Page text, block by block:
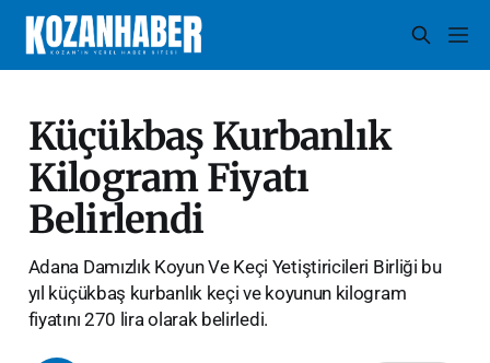
Küçükbaş Kurbanlık
Kilogram Fiyatı
Belirlendi
Adana Damızlık Koyun Ve Keçi Yetiştiricileri Birliği bu
yıl küçükbaş kurbanlık keçi ve koyunun kilogram
fiyatını 270 lira olarak belirledi.